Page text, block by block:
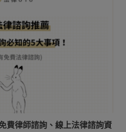
費律師諮詢、線上法律諮詢資